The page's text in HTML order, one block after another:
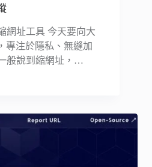
網址工具 今天要向大
專注於隱私、無縫加
般說到縮網址，…